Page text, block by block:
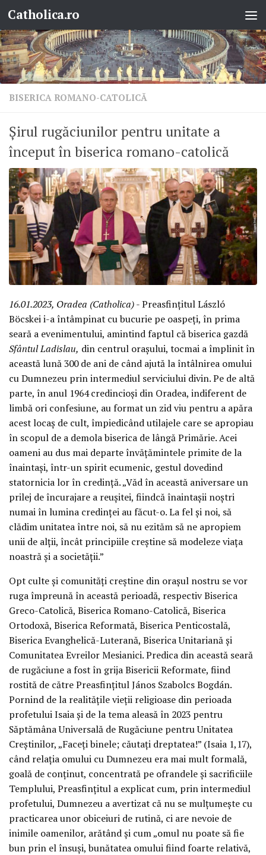
Skip to content
Catholica.ro
BISERICA ROMANO-CATOLICĂ
Șirul rugăciunilor pentru unitate a
început în biserica romano-catolică
16.01.2023, Oradea (Catholica)- Preasfințitul László
Böcskei i-a întâmpinat cu bucurie pe oaspeți, în prima
seară a evenimentului, amintind faptul că biserica gazdă
Sfântul Ladislau, din centrul orașului, tocmai a împlinit în
această lună 300 de ani de când ajută la întâlnirea omului
cu Dumnezeu prin intermediul serviciului divin. Pe de altă
parte, în anul 1964 credincioși din Oradea, indiferent de
limbă ori confesiune, au format un zid viu pentru a apăra
acest locaș de cult, împiedicând utilajele care se apropiau
în scopul de a demola biserica de lângă Primărie. Acei
oameni au dus mai departe învățămintele primite de la
înaintași, într-un spirit ecumenic, gestul dovedind
statornicia lor în credință. „Văd în această aniversare un
prilej de încurajare a reușitei, fiindcă înaintașii noștri
numai în lumina credinței au făcut-o. La fel și noi, să
clădim unitatea între noi, să nu ezităm să ne apropiem
unii de alții, încât principiile creștine să modeleze viața
noastră și a societății.”
Opt culte și comunități creștine din orașul nostru se vor
ruga împreună în această perioadă, respectiv Biserica
Greco-Catolică, Biserica Romano-Catolică, Biserica
Ortodoxă, Biserica Reformată, Biserica Penticostală,
Biserica Evanghelică-Luterană, Biserica Unitariană și
Comunitatea Evreilor Mesianici. Predica din această seară
de rugăciune a fost în grija Bisericii Reformate, fiind
rostită de către Preasfințitul János Szabolcs Bogdán.
Pornind de la realitățile vieții religioase din perioada
profetului Isaia și de la tema aleasă în 2023 pentru
Săptămâna Universală de Rugăciune pentru Unitatea
Creștinilor, „Faceți binele; căutați dreptatea!” (Isaia 1,17),
când relația omului cu Dumnezeu era mai mult formală,
goală de conținut, concentrată pe ofrandele și sacrificiile
Templului, Preasfințitul a explicat cum, prin intermediul
profetului, Dumnezeu a avertizat că nu se mulțumește cu
practicarea unor obiceiuri de rutină, ci are nevoie de
inimile oamenilor, arătând și cum „omul nu poate să fie
bun prin el însuși, bunătatea omului fiind foarte relativă,